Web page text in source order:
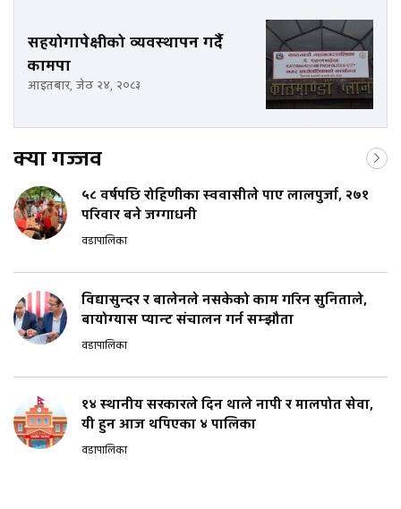
सहयोगापेक्षीको व्यवस्थापन गर्दै
कामपा
आइतबार, जेठ २४, २०८३
क्या गज्जव
५८ वर्षपछि रोहिणीका स्ववासीले पाए लालपुर्जा, २७१
परिवार बने जग्गाधनी
वडापालिका
विद्यासुन्दर र बालेनले नसकेको काम गरिन सुनिताले,
बायोग्यास प्यान्ट संचालन गर्न सम्झौता
वडापालिका
१४ स्थानीय सरकारले दिन थाले नापी र मालपोत सेवा,
यी हुन आज थपिएका ४ पालिका
वडापालिका